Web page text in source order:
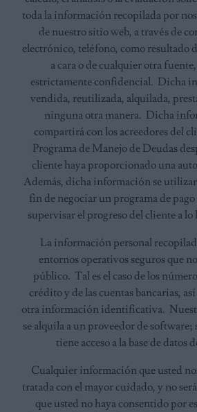
toda la información recopilada por
de nuestro sitio web, a través de
electrónico, teléfono, como resultado
a cara o de cualquier otra
estrictamente confidencial. Dicha
vendida, reutilizada, alquilada,
ninguna otra manera. Dicha
compartirá con los acreedores del
Programa de Manejo de Deudas
cliente haya proporcionado una
Además, dicha información se
fin de negociar un programa de
supervisar el progreso del cliente a
La información personal
entornos operativos seguros que
público. Tal es el caso de los
crédito y de las cuentas bancarias,
otra información identificativa.
se alquila a un proveedor de software;
tiene acceso a la base de datos
Cualquier información que usted
tratada con el mayor cuidado, y no
que usted no haya consentido por